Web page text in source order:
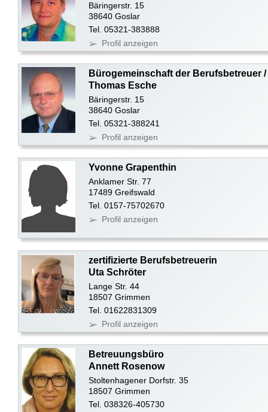
Bäringerstr. 15
38640 Goslar
Tel. 05321-383888
Profil anzeigen
Bürogemeinschaft der Berufsbetreuer /
Thomas Esche
Bäringerstr. 15
38640 Goslar
Tel. 05321-388241
Profil anzeigen
Yvonne Grapenthin
Anklamer Str. 77
17489 Greifswald
Tel. 0157-75702670
Profil anzeigen
zertifizierte Berufsbetreuerin
Uta Schröter
Lange Str. 44
18507 Grimmen
Tel. 01622831309
Profil anzeigen
Betreuungsbüro
Annett Rosenow
Stoltenhagener Dorfstr. 35
18507 Grimmen
Tel. 038326-405730